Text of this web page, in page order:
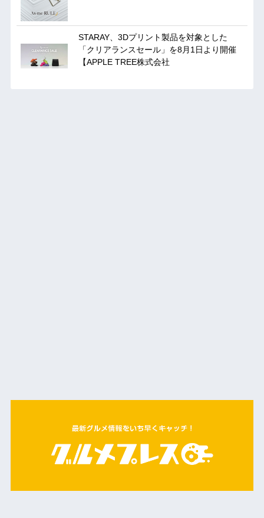
STARAY、3Dプリント製品を対象とした
「クリアランスセール」を8月1日より開催
【APPLE TREE株式会社